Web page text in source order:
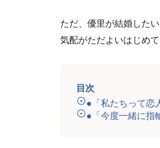
ただ、優里が結婚した
気配がただよいはじめ
目次
●「私たちって恋
●「今度一緒に指